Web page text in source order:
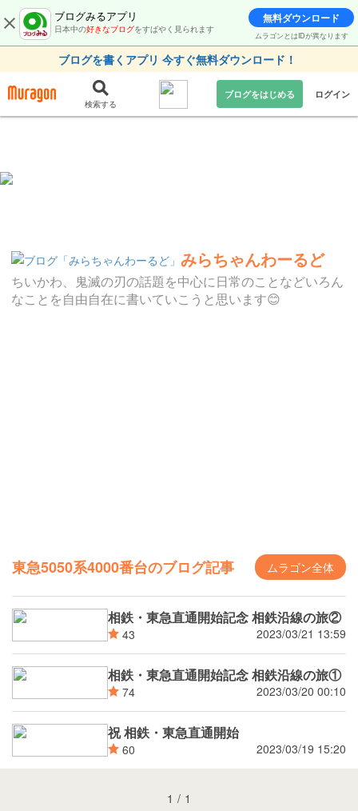
ブログみるアプリ
日本中の好きなブログをすばやく見られます
無料ダウンロード
ムラゴンとはIDが異なります
ブログを書くアプリ 今すぐ無料ダウンロード！
検索する
ブログをはじめる ログイン
みらちゃんわーるど
ちいかわ、鬼滅の刃の話題を中心に日常のことなどいろん
なことを自由自在に書いていこうと思います😊
東急5050系4000番台のブログ記事 ムラゴン全体
相鉄・東急直通開始記念 相鉄沿線の旅②
43 2023/03/21 13:59
相鉄・東急直通開始記念 相鉄沿線の旅①
74 2023/03/20 00:10
祝 相鉄・東急直通開始
60 2023/03/19 15:20
1 / 1